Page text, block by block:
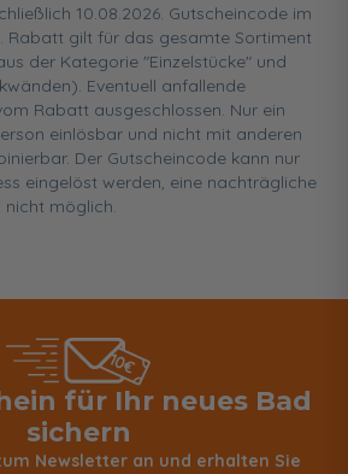
10.08.2026. Gutscheincode im
Rabatt gilt für das gesamte Sortiment
der Kategorie "Einzelstücke" und
Eventuell anfallende
Rabatt ausgeschlossen. Nur ein
einlösbar und nicht mit anderen
Der Gutscheincode kann nur
eingelöst werden, eine nachträgliche
möglich.
für Ihr neues Bad
sichern
Newsletter an und erhalten Sie